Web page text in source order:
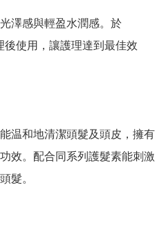
澤感與輕盈水潤感。於
使用，讓護理達到最佳效
温和地清潔頭髮及頭皮，擁有
效。配合同系列護髮素能刺激
髮。